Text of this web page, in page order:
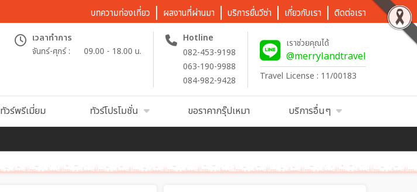
บทความท่องเที่ยว ผลงานที่ผ่านมา บริการยื่นวีซ่า เกี่ยวกับเรา ติดต่อเรา
เวลาทำการ
จันทร์-ศุกร์ :
09.00 - 18.00 น.
Hotline
082-453-9198
063-190-9988
084-982-9428
เราช่วยคุณได้
@merrylandtravel
Travel License : 11/00183
ทัวร์พรีเมี่ยม ทัวร์โปรโมชั่น ขอราคากรุ๊ปเหมา บริการอื่นๆ